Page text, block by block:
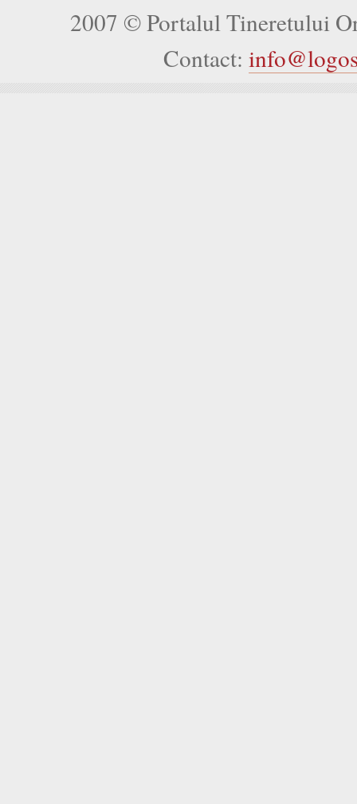
2007 © Portalul Tineretului
Contact: